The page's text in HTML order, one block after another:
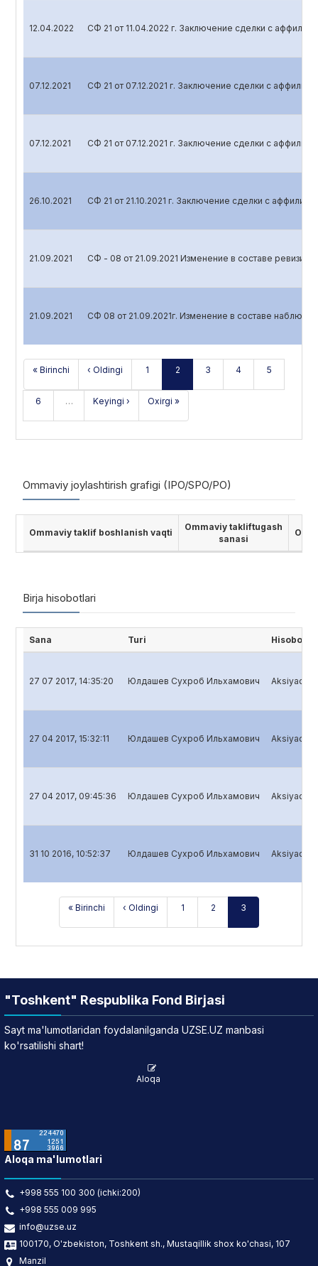
12.04.2022 СФ 21 от 11.04.2022 г. Заключение сделки с
07.12.2021 СФ 21 от 07.12.2021 г. Заключение сделки с
07.12.2021 СФ 21 от 07.12.2021 г. Заключение сделки с
26.10.2021 СФ 21 от 21.10.2021 г. Заключение сделки с
21.09.2021 СФ - 08 от 21.09.2021 Изменение в составе
21.09.2021 СФ 08 от 21.09.2021г. Изменение в составе
« Birinchi ‹ Oldingi 1 2 3 4 5
6 … Keyingi › Oxirgi »
Ommaviy joylashtirish grafigi (IPO/SPO/PO)
Ommaviy taklif boshlanish vaqti
Ommaviy takliftugash
sanasi
Birja hisobotlari
Sana Turi Hisobot
27 07 2017, 14:35:20 Юлдашев Сухроб Ильхамович
27 04 2017, 15:32:11 Юлдашев Сухроб Ильхамович
27 04 2017, 09:45:36 Юлдашев Сухроб Ильхамович
31 10 2016, 10:52:37 Юлдашев Сухроб Ильхамович
« Birinchi ‹ Oldingi 1 2 3
"Toshkent" Respublika Fond Birjasi
Sayt ma'lumotlaridan foydalanilganda UZSE.UZ manbasi
ko'rsatilishi shart!
Aloqa
Aloqa ma'lumotlari
+998 555 100 300 (ichki:200)
+998 555 009 995
info@uzse.uz
100170, O'zbekiston, Toshkent sh., Mustaqillik shox ko'chasi, 107
Manzil